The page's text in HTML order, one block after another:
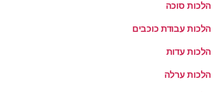
הלכות סוכה
הלכות עבודת כוכבים
הלכות עדות
הלכות ערלה